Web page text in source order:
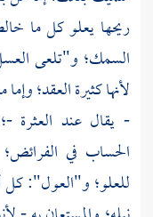
ريحها يعلو كل ما
السمك؛ و"تلعى
لأنها كثيرة العقد؛
- يقال عند العثرة
الحساب في
للعلو؛ و"العول": كل